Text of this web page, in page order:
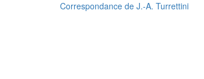
Correspondance de J.-A. Turrettini